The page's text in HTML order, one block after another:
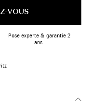
VOUS
Pose experte & garantie 2
ans.